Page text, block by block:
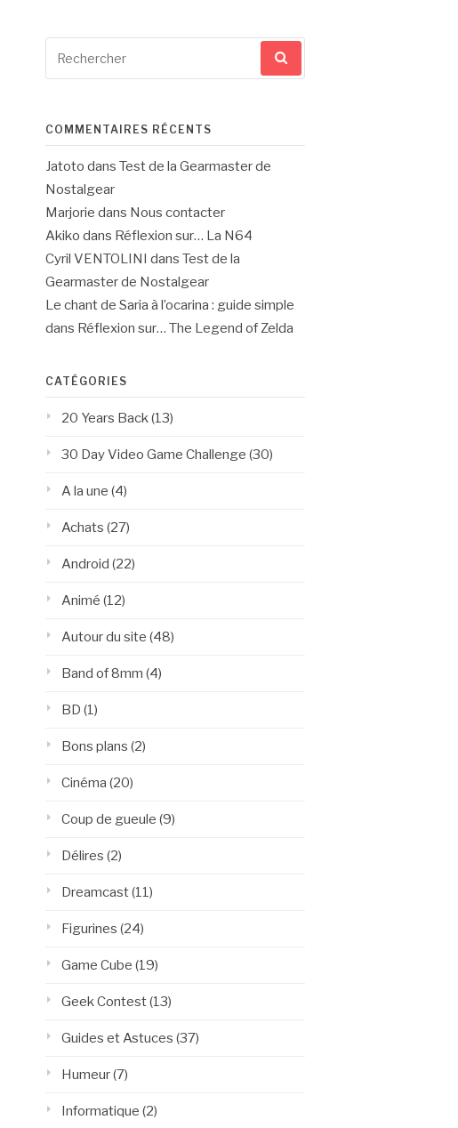
pour
COMMENTAIRES RÉCENTS
Jatoto dans Test de la Gearmaster de
Nostalgear
Marjorie dans Nous contacter
Akiko dans Réflexion sur… La N64
Cyril VENTOLINI dans Test de la
Gearmaster de Nostalgear
Le chant de Saria à l’ocarina : guide simple
dans Réflexion sur… The Legend of Zelda
CATÉGORIES
20 Years Back (13)
30 Day Video Game Challenge (30)
A la une (4)
Achats (27)
Android (22)
Animé (12)
Autour du site (48)
Band of 8mm (4)
BD (1)
Bons plans (2)
Cinéma (20)
Coup de gueule (9)
Délires (2)
Dreamcast(11)
Figurines (24)
Game Cube (19)
Geek Contest(13)
Guides et Astuces (37)
Humeur(7)
Informatique (2)